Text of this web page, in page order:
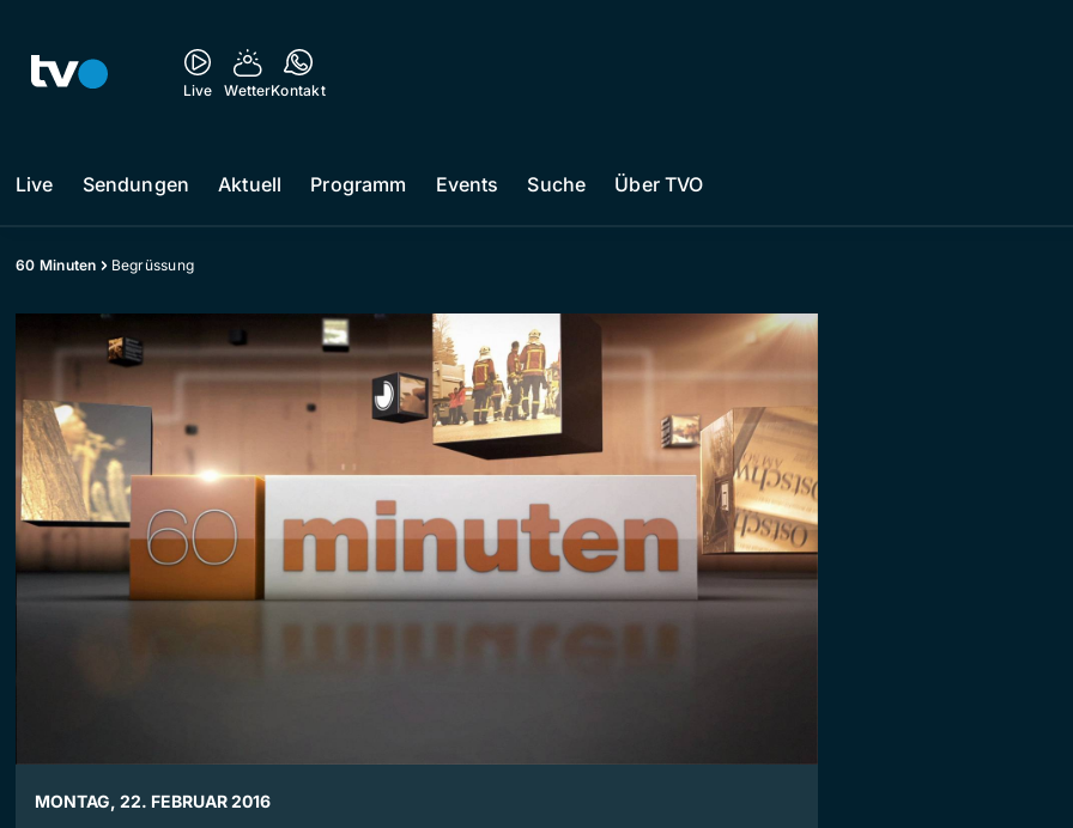
Live WetterKontakt
Live Sendungen Aktuell Programm Events Suche Über TVO
60 Minuten Begrüssung
MONTAG, 22. FEBRUAR 2016